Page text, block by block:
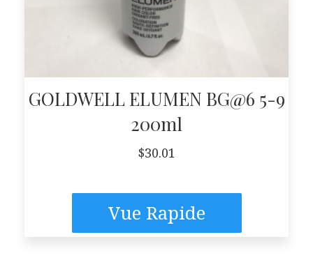
GOLDWELL ELUMEN BG@6 5-9
200ml
$30.01
Vue Rapide